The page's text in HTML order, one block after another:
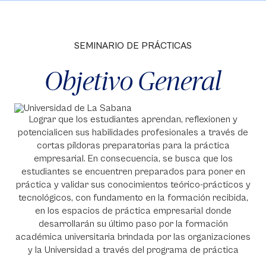
SEMINARIO DE PRÁCTICAS
Objetivo General
Lograr que los estudiantes aprendan, reflexionen y
potencialicen sus habilidades profesionales a través de
cortas píldoras preparatorias para la práctica
empresarial. En consecuencia, se busca que los
estudiantes se encuentren preparados para poner en
práctica y validar sus conocimientos teórico-prácticos y
tecnológicos, con fundamento en la formación recibida,
en los espacios de práctica empresarial donde
desarrollarán su último paso por la formación
académica universitaria brindada por las organizaciones
y la Universidad a través del programa de práctica